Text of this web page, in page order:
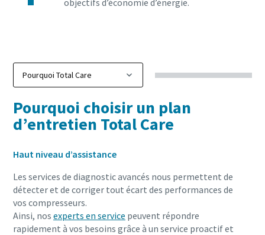
objectifs d’économie d’énergie.
Pourquoi choisir un plan
d’entretien Total Care
Haut niveau d’assistance
Les services de diagnostic avancés nous permettent de
détecter et de corriger tout écart des performances de
vos compresseurs.
Ainsi, nos experts en service peuvent répondre
rapidement à vos besoins grâce à un service proactif et